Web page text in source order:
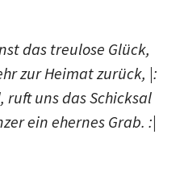
das treulose Glück,
zur Heimat zurück, |:
ruft uns das Schicksal
ein ehernes Grab. :|